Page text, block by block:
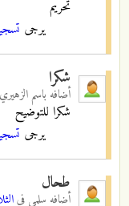
تحريم
يرجى
شكرا
أضافه باسم الزهيري
شكرا للتوضيح
يرجى
طحال
أضافه سلمى في